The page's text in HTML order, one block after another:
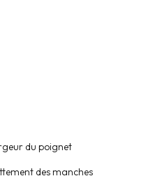
du poignet
des manches